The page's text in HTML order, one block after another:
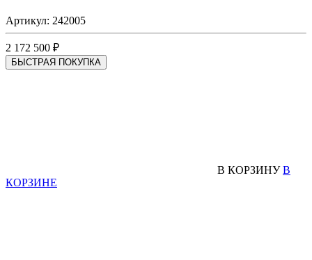
Артикул: 242005
2 172 500 ₽
БЫСТРАЯ ПОКУПКА
В КОРЗИНУ В
КОРЗИНЕ